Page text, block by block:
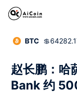
BTC 💲
赵长鹏：
Bank 约